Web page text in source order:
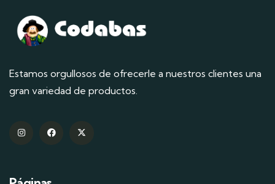
Estamos orgullosos de ofrecerle a nuestros clientes una
gran variedad de productos.